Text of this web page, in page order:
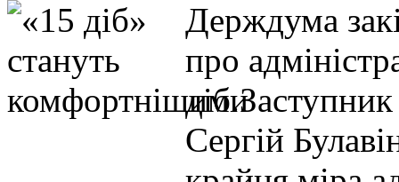
Держдума
про
Сергій